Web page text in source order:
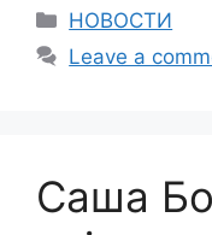
Categories
НОВОСТИ
Leave a
Саша